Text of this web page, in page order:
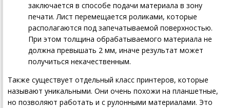
заключается в способе подачи материала в зону
печати. Лист перемещается роликами, которые
располагаются под запечатываемой поверхностью.
При этом толщина обрабатываемого материала не
должна превышать 2 мм, иначе результат может
получиться некачественным.
Также существует отдельный класс принтеров, которые
называют уникальными. Они очень похожи на планшетные,
но позволяют работать и с рулонными материалами. Это